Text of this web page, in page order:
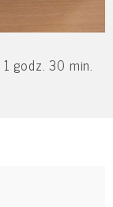
1 godz. 30 min.